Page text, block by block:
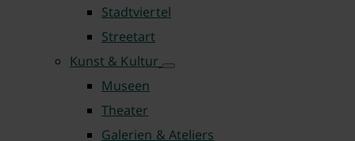
Stadtviertel
Streetart
Kunst & Kultur
Museen
Theater
Galerien & Ateliers